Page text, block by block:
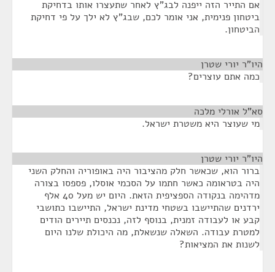
אם התייר הזה ייפנה לבג"ץ לאחר שתעצרו אותו בדחיקת
ביטחון פנימית, אני אומר לכם, שבג"ץ לא ילך על פי דחיקת
הביטחון.
היו"ר יורי שטרן
כמה אתם עוצרים?
סא”ל אורלי מלכה
מי שעוצר היא משטרת ישראל.
היו"ר יורי שטרן
ברור הוא, שכאשר חלק מהציבור היה באופוריה והחלק השני
היה בטראומה כאשר חתמו על הסכמי אוסלו, פספסו בצורה
מדהימה בנקודה הספציפית הזאת. היום יש מעל 40 אלף
ירדנים שהתיישבו בשטחי מדינת ישראל, התיישבו כתושבי
קבע או לעבודה זמנית, בנוסף לזה, נכנסים תיירים הודים
למטרת עבודה. השאלה שנשאלת, מה היכולת שלנו היום
לשנות את המציאות?